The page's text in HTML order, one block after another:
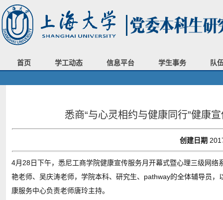
首页 学工动态 信息平台 学生事务 队
悉商“与心灵相约与健康同行”健康
创建日期
4月28日下午，悉尼工商学院健康宣传服务月开幕式暨心理三级网
艳老师、吴庆涛老师，学院本科、研究生、pathway的全体辅导员
康服务中心负责老师唐玲主持。